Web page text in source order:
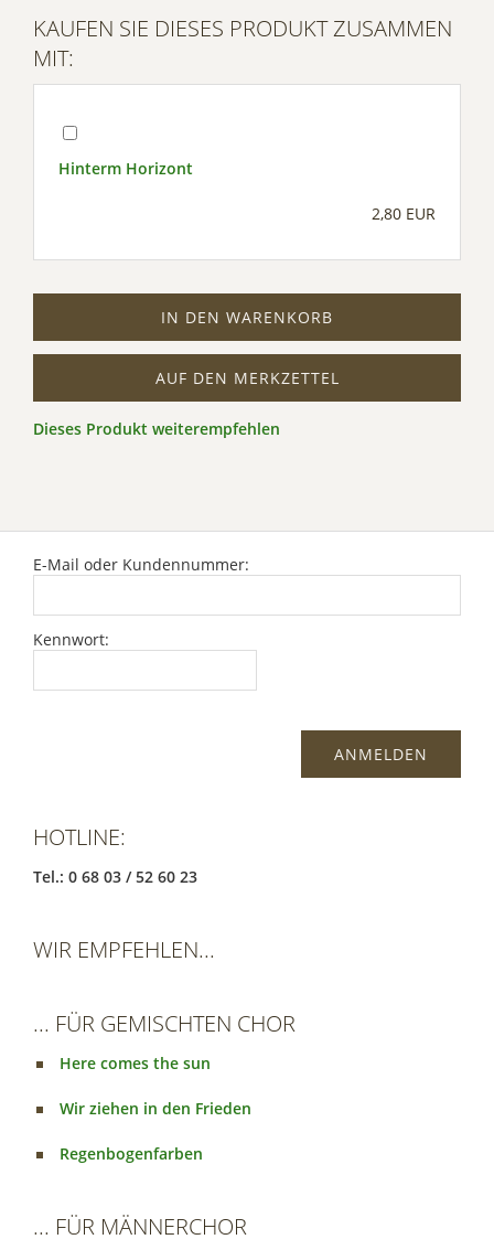
KAUFEN SIE DIESES PRODUKT ZUSAMMEN
MIT:
Hinterm Horizont
2,80 EUR
IN DEN WARENKORB
AUF DEN MERKZETTEL
Dieses Produkt weiterempfehlen
E-Mail oder Kundennummer:
Kennwort:
HOTLINE:
Tel.: 0 68 03 / 52 60 23
WIR EMPFEHLEN...
... FÜR GEMISCHTEN CHOR
Here comes the sun
Wir ziehen in den Frieden
Regenbogenfarben
... FÜR MÄNNERCHOR